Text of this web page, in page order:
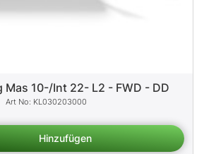
Mas 10-/Int 22- L2 - FWD - DD
KL030203000